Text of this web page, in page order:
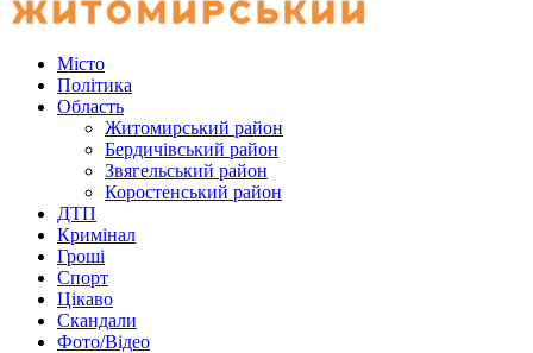
Місто
Політика
Область
Житомирський район
Бердичівський район
Звягельський район
Коростенський район
ДТП
Кримінал
Гроші
Спорт
Цікаво
Скандали
Фото/Відео